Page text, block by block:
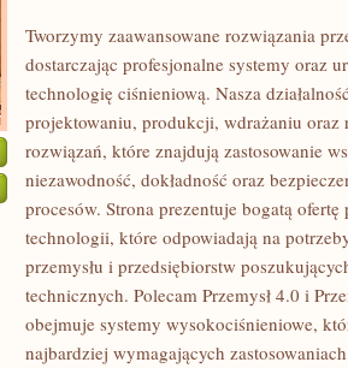
Tworzymy zaawansowane rozwiązania
dostarczając profesjonalne systemy oraz
technologię ciśnieniową. Nasza
projektowaniu, produkcji, wdrażaniu oraz
rozwiązań, które znajdują zastosowanie
niezawodność, dokładność oraz
procesów. Strona prezentuje bogatą ofertę
technologii, które odpowiadają na
przemysłu i przedsiębiorstw
technicznych. Polecam Przemysł 4.0 i
obejmuje systemy wysokociśnieniowe,
najbardziej wymagających